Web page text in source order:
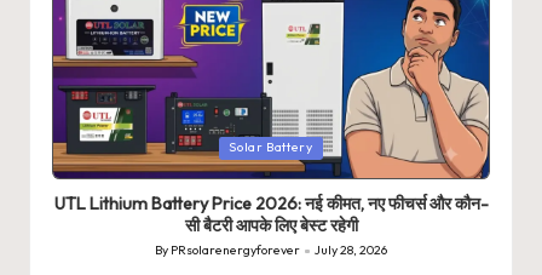
Posted
in
Solar Battery
UTL Lithium Battery Price 2026: नई कीमत, नए फीचर्स और कौन-
सी बैटरी आपके लिए बेस्ट रहेगी
Posted
By PRsolarenergyforever July 28, 2026